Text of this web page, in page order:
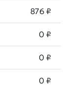
876 ₽
0 ₽
0 ₽
0 ₽